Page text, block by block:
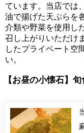
ています。当店では
油で揚げた天ぷらを
介類や野菜を使用し
召し上がりいただけ
したプライベート空
い。
【お昼の小懐石】